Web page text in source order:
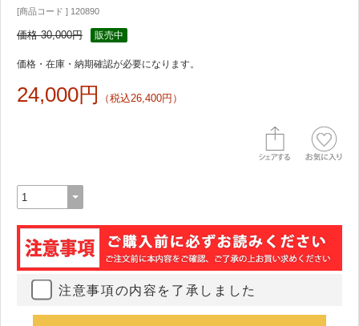
[商品コード ] 120890
価格 30,000円 販売中
価格・在庫・納期確認が必要になります。
24,000円 （税込26,400円）
注意事項の内容を了承しました